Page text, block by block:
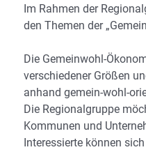
Im Rahmen der
den Themen der
Die Gemeinwohl-
verschiedener Größen
anhand gemein-wohl-
Die Regionalgruppe
Kommunen und
Interessierte können